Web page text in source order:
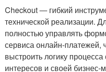
Checkout ― гибкий
технической реализации.
полностью управлять
сервиса онлайн-платежей,
выстроить логику
интересов и своей бизнес-